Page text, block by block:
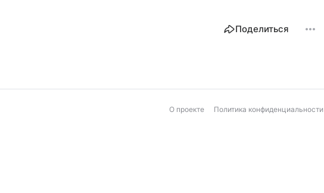
Поделиться
О проекте Политика конфиденциальности